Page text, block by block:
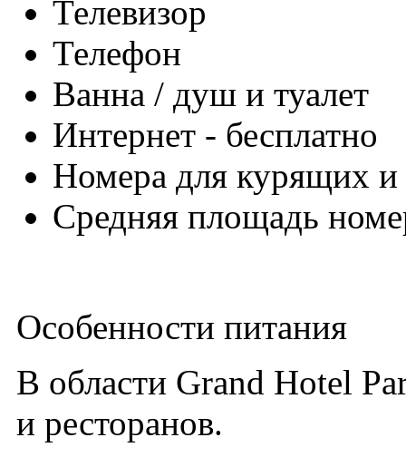
Телевизор
Телефон
Ванна / душ и туалет
Интернет - бесплатно
Номера для курящих
Средняя площадь
Особенности питания
В области Grand Hotel
и ресторанов.